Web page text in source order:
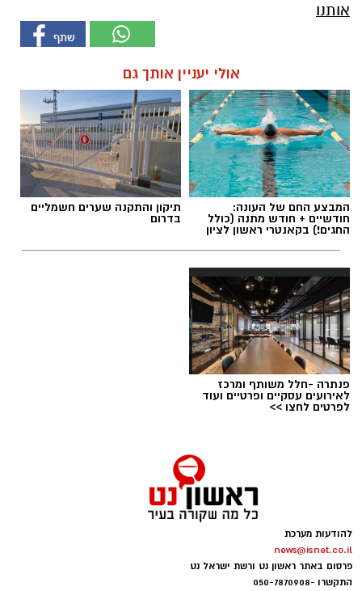
אותנו
אולי יעניין אותך גם
המבצע החם של העונה:
חודשיים + חודש מתנה (כולל
החגים!) בקאנטרי ראשון לציון
תיקון והתקנה שערים חשמליים
בדרום
פנתרה -חלל משותף ומרכז
לאירועים עסקיים ופרטיים ועוד
לפרטים לחצו >>
להודעות מערכת
news@isnet.co.il
פרסום באתר ראשון נט ורשת ישראל נט
התקשרו -050-7870908